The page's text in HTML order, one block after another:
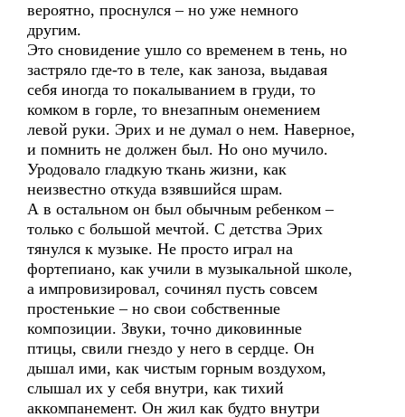
вероятно, проснулся – но уже немного
другим.
Это сновидение ушло со временем в тень, но
застряло где-то в теле, как заноза, выдавая
себя иногда то покалыванием в груди, то
комком в горле, то внезапным онемением
левой руки. Эрих и не думал о нем. Наверное,
и помнить не должен был. Но оно мучило.
Уродовало гладкую ткань жизни, как
неизвестно откуда взявшийся шрам.
А в остальном он был обычным ребенком –
только с большой мечтой. С детства Эрих
тянулся к музыке. Не просто играл на
фортепиано, как учили в музыкальной школе,
а импровизировал, сочинял пусть совсем
простенькие – но свои собственные
композиции. Звуки, точно диковинные
птицы, свили гнездо у него в сердце. Он
дышал ими, как чистым горным воздухом,
слышал их у себя внутри, как тихий
аккомпанемент. Он жил как будто внутри